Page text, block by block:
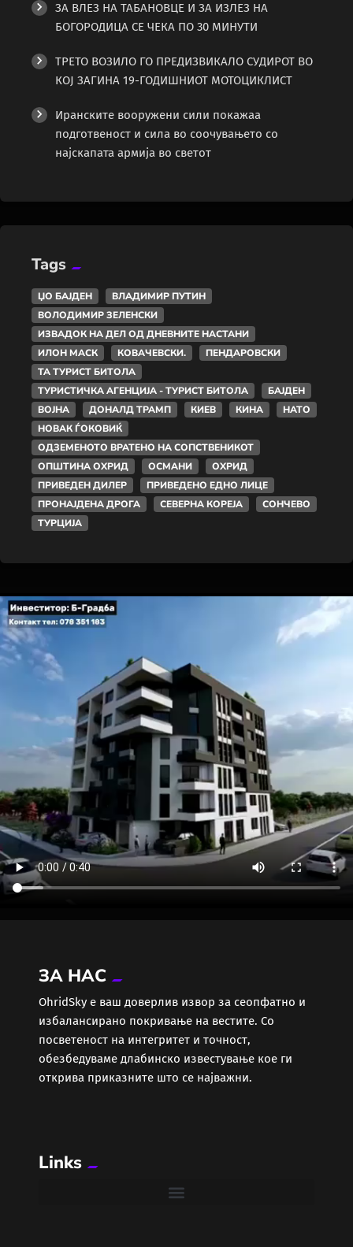
ЗА ВЛЕЗ НА ТАБАНОВЦЕ И ЗА ИЗЛЕЗ НА
БОГОРОДИЦА СЕ ЧЕКА ПО 30 МИНУТИ
ТРЕТО ВОЗИЛО ГО ПРЕДИЗВИКАЛО СУДИРОТ ВО
КОЈ ЗАГИНА 19-ГОДИШНИОТ МОТОЦИКЛИСТ
Иранските вооружени сили покажаа
подготвеност и сила во соочувањето со
најскапата армија во светот
Tags
ЏО БАЈДЕН
ВЛАДИМИР ПУТИН
ВОЛОДИМИР ЗЕЛЕНСКИ
ИЗВАДОК НА ДЕЛ ОД ДНЕВНИТЕ НАСТАНИ
ИЛОН МАСК
КОВАЧЕВСКИ.
ПЕНДАРОВСКИ
ТА ТУРИСТ БИТОЛА
ТУРИСТИЧКА АГЕНЦИЈА - ТУРИСТ БИТОЛА
БАЈДЕН
ВОЈНА
ДОНАЛД ТРАМП КИЕВ КИНА
НАТО
НОВАК ЃОКОВИЌ
ОДЗЕМЕНОТО ВРАТЕНО НА СОПСТВЕНИКОТ
ОПШТИНА ОХРИД
ОСМАНИ
ОХРИД
ПРИВЕДЕН ДИЛЕР
ПРИВЕДЕНО ЕДНО ЛИЦЕ
ПРОНАЈДЕНА ДРОГА
СЕВЕРНА КОРЕЈА
СОНЧЕВО
ТУРЦИЈА
ЗА НАС
ОhridSky е ваш доверлив извор за сеопфатно и
избалансирано покривање на вестите. Со
посветеност на интегритет и точност,
обезбедуваме длабинско известување кое ги
открива приказните што се најважни.
Links